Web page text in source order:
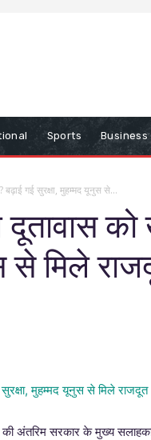
Sports Business
बढ़ाई गई सुरक्षा, मुहम्मद यूनुस से...
दूतावास
से मिले
की अंतरिम सरकार के मुख्य